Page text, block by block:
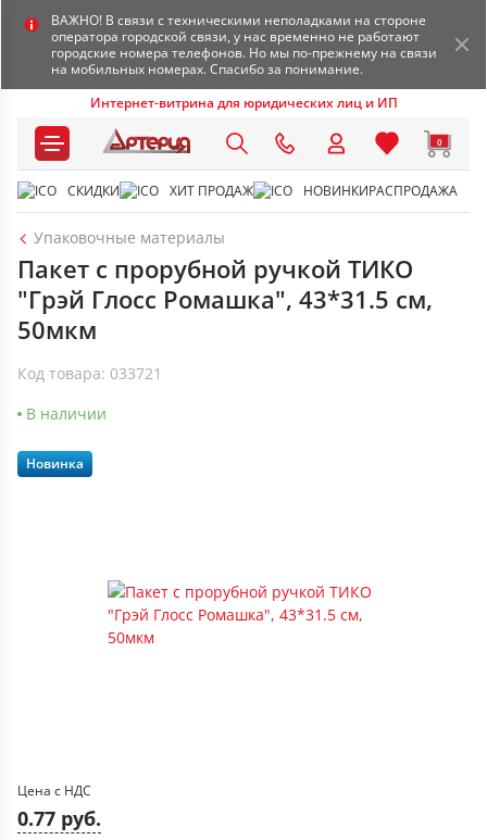
ВАЖНО! В связи с техническими неполадками на стороне
оператора городской связи, у нас временно не работают
городские номера телефонов. Но мы по-прежнему на связи
на мобильных номерах. Спасибо за понимание.
Интернет-витрина для юридических лиц и ИП
0
СКИДКИ ХИТ ПРОДАЖ НОВИНКИРАСПРОДАЖА
Упаковочные материалы
Пакет с прорубной ручкой ТИКО
"Грэй Глосс Ромашка", 43*31.5 см,
50мкм
Код товара: 033721
В наличии
Новинка
Цена с НДС
0.77 руб.